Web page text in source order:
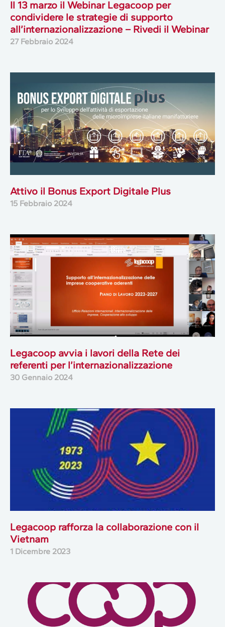
Il 13 marzo il Webinar Legacoop per
condividere le strategie di supporto
all’internazionalizzazione – Rivedi il Webinar
27 Febbraio 2024
Attivo il Bonus Export Digitale Plus
15 Febbraio 2024
Legacoop avvia i lavori della Rete dei
referenti per l’internazionalizzazione
30 Gennaio 2024
Legacoop rafforza la collaborazione con il
Vietnam
1 Dicembre 2023